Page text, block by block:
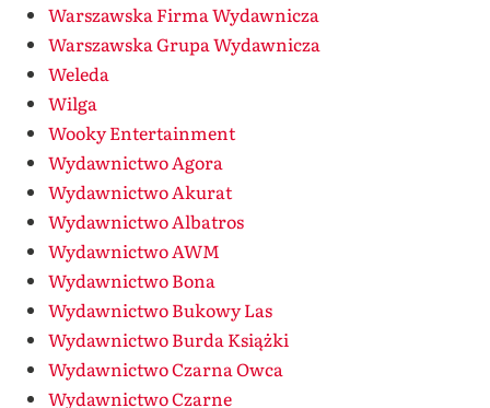
Warszawska Firma Wydawnicza
Warszawska Grupa Wydawnicza
Weleda
Wilga
Wooky Entertainment
Wydawnictwo Agora
Wydawnictwo Akurat
Wydawnictwo Albatros
Wydawnictwo AWM
Wydawnictwo Bona
Wydawnictwo Bukowy Las
Wydawnictwo Burda Książki
Wydawnictwo Czarna Owca
Wydawnictwo Czarne